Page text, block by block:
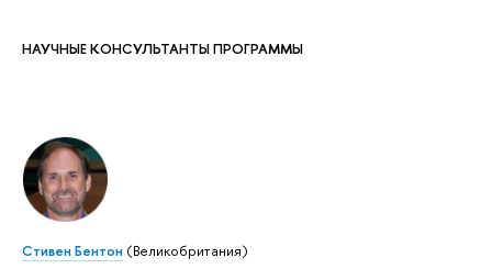
НАУЧНЫЕ КОНСУЛЬТАНТЫ ПРОГРАММЫ
Стивен Бентон (Великобритания)